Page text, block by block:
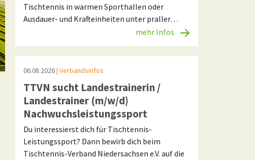
Tischtennis in warmen Sporthallen oder
Ausdauer- und Krafteinheiten unter praller…
mehr Infos
06.08.2026| Verbandsinfos
TTVN sucht Landestrainerin /
Landestrainer (m/w/d)
Nachwuchsleistungssport
Du interessierst dich für Tischtennis-
Leistungssport? Dann bewirb dich beim
Tischtennis-Verband Niedersachsen e.V. auf die